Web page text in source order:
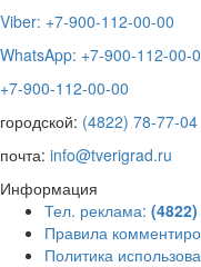
Viber: +7-900-112-00-00
WhatsApp: +7-900-112-00-
+7-900-112-00-00
городской: (4822) 78-77-04
почта: info@tverigrad.ru
Информация
Тел. реклама:
Правила
Политика